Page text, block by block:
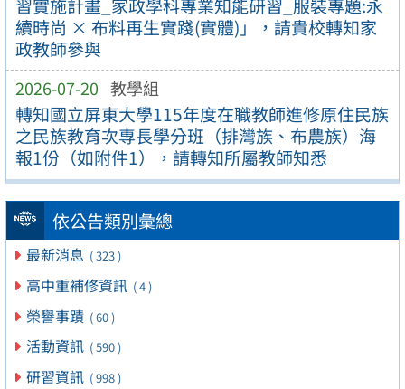
習實施計畫_家政學科專業知能研習_服裝專題:永
續時尚 × 布料再生實踐(實體)」，請貴校轉知家
政教師參與
2026-07-20 教學組
轉知國立屏東大學115年度在職教師進修原住民族
之民族教育次專長學分班（排灣族、布農族）海
報1份（如附件1），請轉知所屬教師知悉
依公告類別彙總
最新消息 ( 323 )
高中重補修資訊 ( 4 )
榮譽事蹟 ( 60 )
活動資訊 ( 590 )
研習資訊 ( 998 )